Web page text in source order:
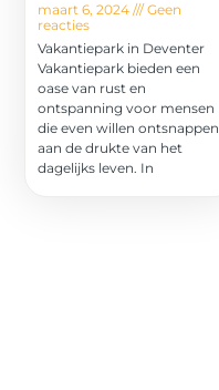
maart 6, 2024
Geen
reacties
Vakantiepark in Deventer
Vakantiepark bieden een
oase van rust en
ontspanning voor mensen
die even willen ontsnappen
aan de drukte van het
dagelijks leven. In